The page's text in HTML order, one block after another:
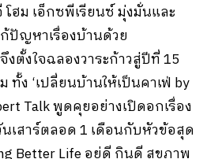
ฮม เอ็กซพีเรียนซ์ มุ่งมั่นและ
ปัญหาเรื่องบ้านด้วย
ตั้งใจฉลองวาระก้าวสู่ปีที่ 15
ง ‘เปลี่ยนบ้านให้เป็นคาเฟ่ by
Talk พูดคุยอย่างเปิดอกเรื่อง
เสาร์ตลอด 1 เดือนกับหัวข้อสุด
Better Life อยู่ดี กินดี สุขภาพ